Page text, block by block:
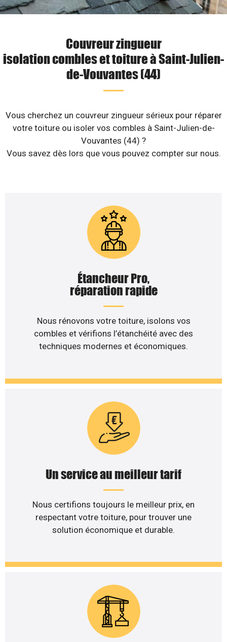
Couvreur zingueur
isolation combles et toiture à Saint-Julien-
de-Vouvantes (44)
Vous cherchez un couvreur zingueur sérieux pour réparer
votre toiture ou isoler vos combles à Saint-Julien-de-
Vouvantes (44) ?
Vous savez dès lors que vous pouvez compter sur nous.
Étancheur Pro,
réparation rapide
Nous rénovons votre toiture, isolons vos
combles et vérifions l’étanchéité avec des
techniques modernes et économiques.
Un service au meilleur tarif
Nous certifions toujours le meilleur prix, en
respectant votre toiture, pour trouver une
solution économique et durable.